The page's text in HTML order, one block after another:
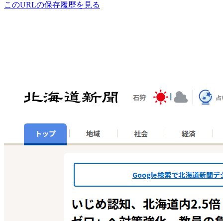
このURLの保存履歴を見る